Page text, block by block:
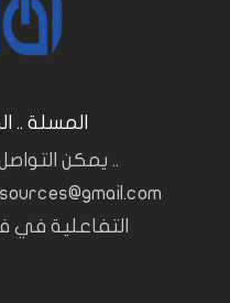
المسلة ..
.. يمكن
التفاعلية في